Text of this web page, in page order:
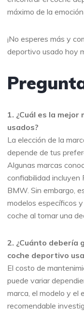
máximo de la
¡No esperes más y
deportivo usado hoy
1. ¿Cuál es la
usados?
La elección de la
depende de tus
Algunas marcas
confiabilidad incluyen
BMW. Sin embargo,
modelos específicos
coche al tomar una
2. ¿Cuánto debería
coche deportivo
El costo de
puede variar
marca, el modelo y el
recomendable